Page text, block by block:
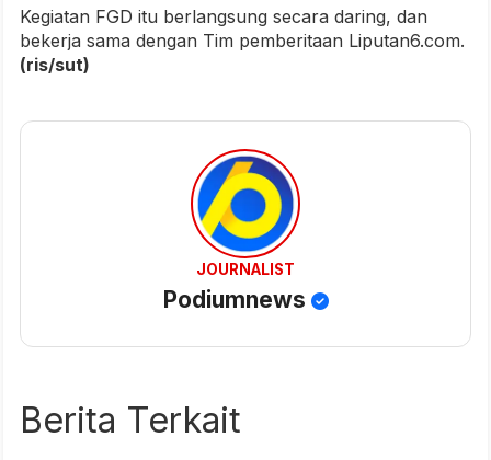
Kegiatan FGD itu berlangsung secara daring, dan
bekerja sama dengan Tim pemberitaan Liputan6.com.
(ris/sut)
JOURNALIST
Podiumnews
Berita Terkait